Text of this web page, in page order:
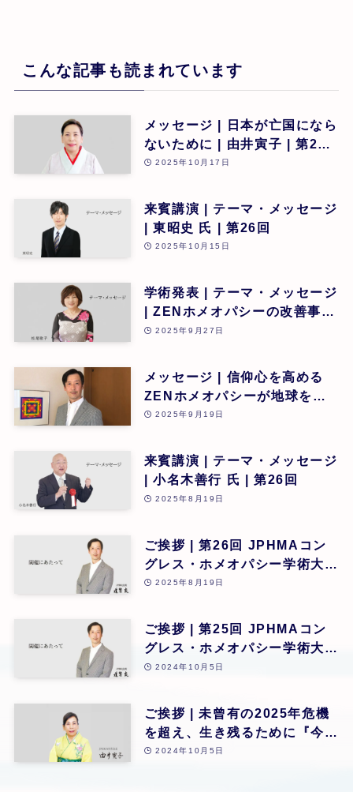
こんな記事も読まれています
メッセージ | 日本が亡国になら
ないために | 由井寅子 | 第26
回2025年10月17日
来賓講演 | テーマ・メッセージ
| 東昭史 氏 | 第26回
2025年10月15日
学術発表 | テーマ・メッセージ
| ZENホメオパシーの改善事
例、抗疥癬治療の新たな発見・
2025年9月27日
メッセージ | 信仰心を高める
ZENホメオパシーが地球を救
うカギとなる | 道繁良 | 第26
2025年9月19日
来賓講演 | テーマ・メッセージ
| 小名木善行 氏 | 第26回
2025年8月19日
ご挨拶 | 第26回 JPHMAコン
グレス・ホメオパシー学術大会
開催にあたって | 第26回
2025年8月19日
ご挨拶 | 第25回 JPHMAコン
グレス・ホメオパシー学術大会
開催にあたって | 第25回
2024年10月5日
ご挨拶 | 未曾有の2025年危機
を超え、生き残るために『今求
められる霊性向上とZENホメ
2024年10月5日